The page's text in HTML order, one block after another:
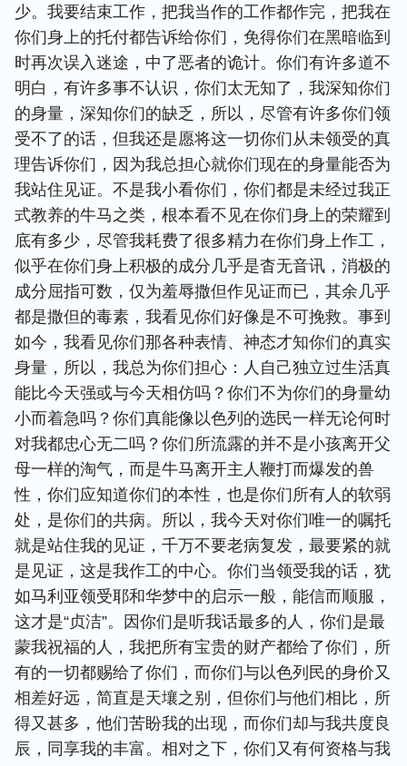
少。我要结束工作，把我当作的工作都作完，把我在
你们身上的托付都告诉给你们，免得你们在黑暗临到
时再次误入迷途，中了恶者的诡计。你们有许多道不
明白，有许多事不认识，你们太无知了，我深知你们
的身量，深知你们的缺乏，所以，尽管有许多你们领
受不了的话，但我还是愿将这一切你们从未领受的真
理告诉你们，因为我总担心就你们现在的身量能否为
我站住见证。不是我小看你们，你们都是未经过我正
式教养的牛马之类，根本看不见在你们身上的荣耀到
底有多少，尽管我耗费了很多精力在你们身上作工，
似乎在你们身上积极的成分几乎是杳无音讯，消极的
成分屈指可数，仅为羞辱撒但作见证而已，其余几乎
都是撒但的毒素，我看见你们好像是不可挽救。事到
如今，我看见你们那各种表情、神态才知你们的真实
身量，所以，我总为你们担心：人自己独立过生活真
能比今天强或与今天相仿吗？你们不为你们的身量幼
小而着急吗？你们真能像以色列的选民一样无论何时
对我都忠心无二吗？你们所流露的并不是小孩离开父
母一样的淘气，而是牛马离开主人鞭打而爆发的兽
性，你们应知道你们的本性，也是你们所有人的软弱
处，是你们的共病。所以，我今天对你们唯一的嘱托
就是站住我的见证，千万不要老病复发，最要紧的就
是见证，这是我作工的中心。你们当领受我的话，犹
如马利亚领受耶和华梦中的启示一般，能信而顺服，
这才是“贞洁”。因你们是听我话最多的人，你们是最
蒙我祝福的人，我把所有宝贵的财产都给了你们，所
有的一切都赐给了你们，而你们与以色列民的身价又
相差好远，简直是天壤之别，但你们与他们相比，所
得又甚多，他们苦盼我的出现，而你们却与我共度良
辰，同享我的丰富。相对之下，你们又有何资格与我